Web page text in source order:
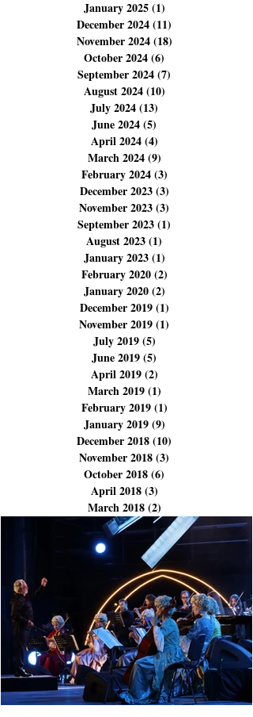
April 2025(4)4 posts
March 2025(6)6 posts
February 2025 (5)5 posts
January 2025 (1)
December 2024(11)
November 2024(18)
October 2024(6)
September 2024
August 2024 (10)
July 2024(13)13 posts
June 2024(5)5 posts
April 2024(4)4 posts
March 2024(9)9 posts
February 2024(3)3 posts
December 2023(3)
November 2023 (3)
September 2023 (1)
August 2023 (1)1 post
January 2023(1)1 post
February 2020 (2)2 posts
January 2020(2)
December 2019(1)
November 2019(1)
July 2019 (5)5 posts
June 2019(5)5 posts
April 2019(2)2 posts
March 2019(1)1 post
February 2019 (1)1 post
January 2019 (9)
December 2018(10)
November 2018(3)3 posts
October 2018 (6)6 posts
April 2018
(3)3 posts
March 2018(2)2 posts